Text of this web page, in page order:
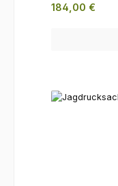
Regulärer Preis:
184,00 €